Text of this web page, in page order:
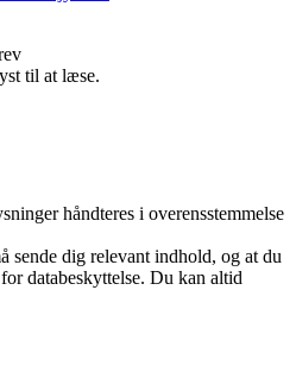
til at læse.
håndteres i overensstemmelse
sende dig relevant indhold, og at du
databeskyttelse. Du kan altid